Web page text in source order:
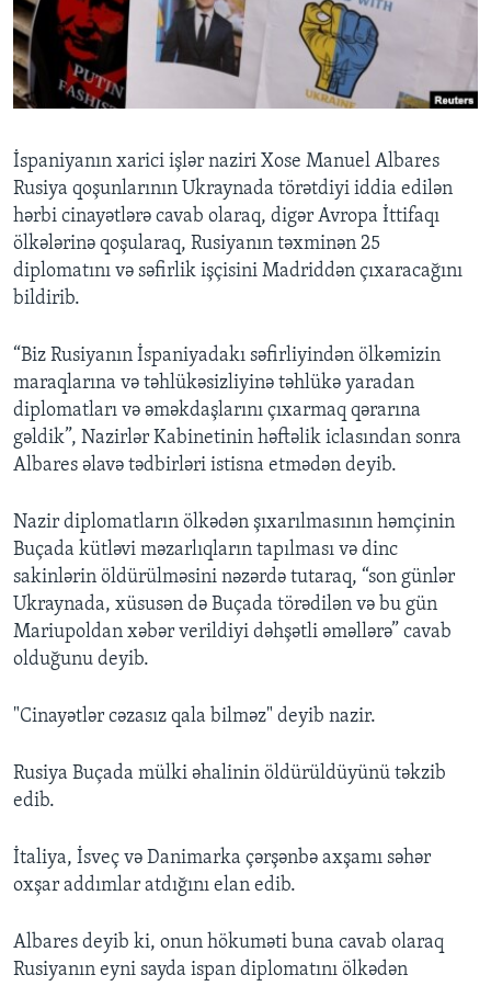
BIZI IZLƏYIN
Dillər
İspaniyanın xarici işlər naziri Xose Manuel Albares
Rusiya qoşunlarının Ukraynada törətdiyi iddia edilən
hərbi cinayətlərə cavab olaraq, digər Avropa İttifaqı
ölkələrinə qoşularaq, Rusiyanın təxminən 25
diplomatını və səfirlik işçisini Madriddən çıxaracağını
bildirib.
“Biz Rusiyanın İspaniyadakı səfirliyindən ölkəmizin
maraqlarına və təhlükəsizliyinə təhlükə yaradan
diplomatları və əməkdaşlarını çıxarmaq qərarına
gəldik”, Nazirlər Kabinetinin həftəlik iclasından sonra
Albares əlavə tədbirləri istisna etmədən deyib.
Nazir diplomatların ölkədən şıxarılmasının həmçinin
Buçada kütləvi məzarlıqların tapılması və dinc
sakinlərin öldürülməsini nəzərdə tutaraq, “son günlər
Ukraynada, xüsusən də Buçada törədilən və bu gün
Mariupoldan xəbər verildiyi dəhşətli əməllərə” cavab
olduğunu deyib.
"Cinayətlər cəzasız qala bilməz" deyib nazir.
Rusiya Buçada mülki əhalinin öldürüldüyünü təkzib
edib.
İtaliya, İsveç və Danimarka çərşənbə axşamı səhər
oxşar addımlar atdığını elan edib.
Albares deyib ki, onun hökuməti buna cavab olaraq
Rusiyanın eyni sayda ispan diplomatını ölkədən